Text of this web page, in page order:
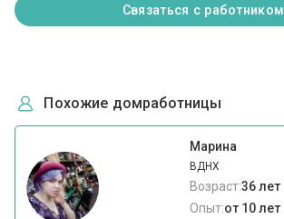
Связаться с работником
Похожие домработницы
Марина
ВДНХ
Возраст:36 лет
Опыт:от 10 лет